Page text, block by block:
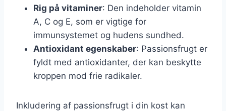
Rig på vitaminer: Den indeholder vitamin
A, C og E, som er vigtige for
immunsystemet og hudens sundhed.
Antioxidant egenskaber: Passionsfrugt er
fyldt med antioxidanter, der kan beskytte
kroppen mod frie radikaler.
Inkludering af passionsfrugt i din kost kan